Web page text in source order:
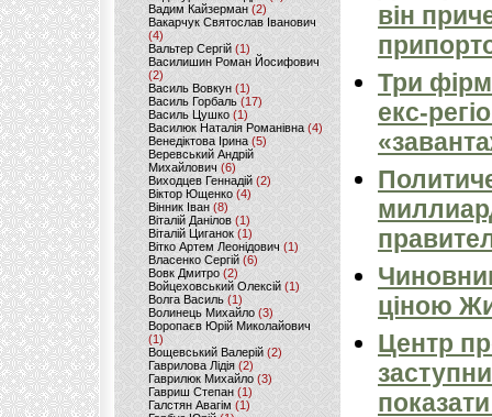
Вадим Кайзерман (2)
Вакарчук Святослав Іванович
(4)
Вальтер Сергій (1)
Василишин Роман Йосифович
(2)
Василь Вовкун (1)
Василь Горбаль (17)
Василь Цушко (1)
Василюк Наталія Романівна (4)
Венедіктова Ірина(5)
Веревський Андрій
Михайлович (6)
Виходцев Геннадій (2)
Віктор Ющенко (4)
Вінник Іван (8)
Віталій Данілов (1)
Віталій Циганок (1)
Вітко Артем Леонідович(1)
Власенко Сергій (6)
Вовк Дмитро(2)
Войцеховський Олексій(1)
Волга Василь (1)
Волинець Михайло (3)
Воропаєв Юрій Миколайович
(1)
Вощевський Валерій(2)
Гаврилова Лідія (2)
Гаврилюк Михайло (3)
Гавриш Степан (1)
Галстян Авагім (1)
він
Три
екс-
ціною
Центр